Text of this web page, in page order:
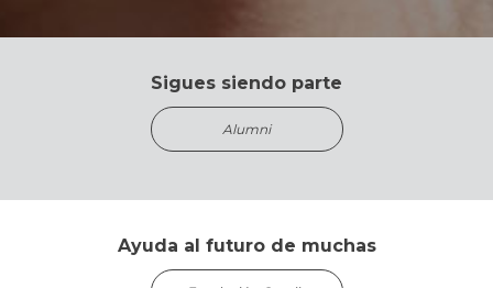
Sigues siendo parte
Alumni
Ayuda al futuro de muchas